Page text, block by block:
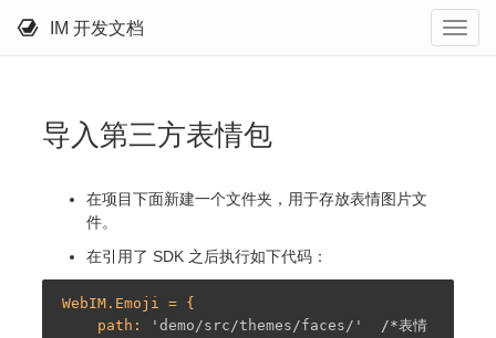
IM 开发文档
导入第三方表情包
在项目下面新建一个文件夹，用于存放表情图片文
件。
在引用了 SDK 之后执行如下代码：
WebIM.Emoji = {
    path:
'demo/src/themes/faces/'
/*表情